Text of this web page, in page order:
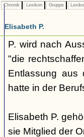
Chronik Lexikon Gruppe
Elisabeth P.
P. wird nach
"die
Entlassung aus
hatte in der
Elisabeth P.
sie Mitglied der